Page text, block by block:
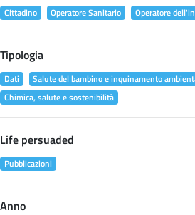
Cittadino Operatore Sanitario Operatore
Tipologia
Dati
Salute del bambino e inquinamento
Chimica, salute e sostenibilità
Life persuaded
Pubblicazioni
Anno